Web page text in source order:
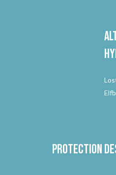
Protection